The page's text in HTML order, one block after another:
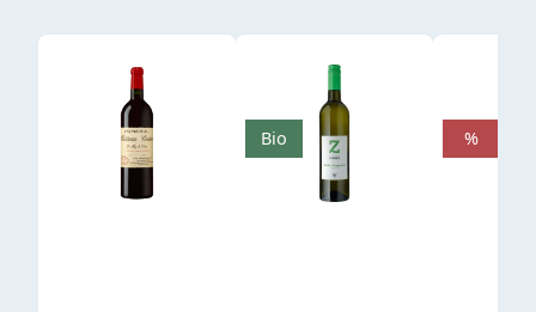
Produktgalerie überspringen
Bio %